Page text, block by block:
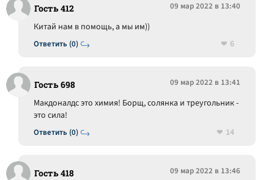
Гость 412 09 мар 2022 в 13:40
Ответить (0)
Китай нам в помощь, а мы им))
6
Гость 698 09 мар 2022 в 13:41
Ответить (0)
Макдоналдс это химия! Борщ, солянка и треугольник -
это сила!
14
Гость 418 09 мар 2022 в 13:46